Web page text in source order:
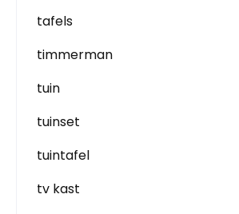
tafels
timmerman
tuin
tuinset
tuintafel
tv kast